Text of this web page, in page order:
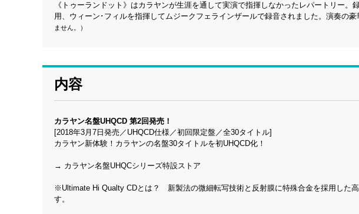
《トゥーランドット》はカラヤンが生涯を通して実演で指揮しなかったレパートリー
用、ウィーン･フィルを指揮してムジークフェラインザールで録音されました。演奏の豪
ません。）
内容
カラヤン名盤UHQCD 第2回発売！
[2018年3月7日発売／UHQCD仕様／初回限定盤／全30タイトル]
カラヤン新体験！カラヤンの名盤30タイトルを初UHQCD化！
→ カラヤン名盤UHQCシリーズ特設ストア
※Ultimate Hi Qualty CDとは？ 新製法の微細転写技術と反射膜に特殊合金を採用した
す。